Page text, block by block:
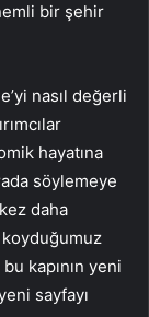
bir şehir
nasıl değerli
hayatına
söylemeye
daha
koyduğumuz
kapının yeni
sayfayı